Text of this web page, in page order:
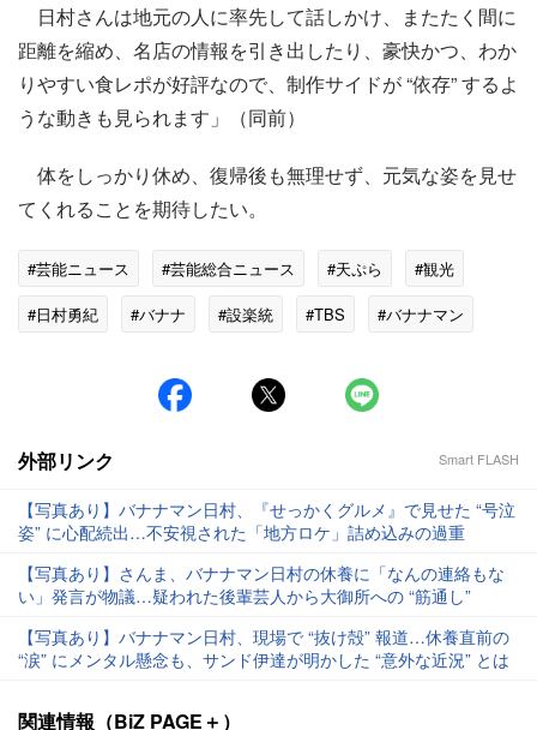
日村さんは地元の人に率先して話しかけ、またたく間に
距離を縮め、名店の情報を引き出したり、豪快かつ、わか
りやすい食レポが好評なので、制作サイドが “依存” するよ
うな動きも見られます」（同前）
体をしっかり休め、復帰後も無理せず、元気な姿を見せ
てくれることを期待したい。
#芸能ニュース #芸能総合ニュース #天ぷら
#観光
#日村勇紀
#バナナ #設楽統 #TBS
#バナナマン
外部リンク Smart FLASH
【写真あり】バナナマン日村、『せっかくグルメ』で見せた “号泣
姿” に心配続出…不安視された「地方ロケ」詰め込みの過重
【写真あり】さんま、バナナマン日村の休養に「なんの連絡もな
い」発言が物議…疑われた後輩芸人から大御所への “筋通し”
【写真あり】バナナマン日村、現場で “抜け殻” 報道…休養直前の
“涙” にメンタル懸念も、サンド伊達が明かした “意外な近況” とは
関連情報（BiZ PAGE＋）